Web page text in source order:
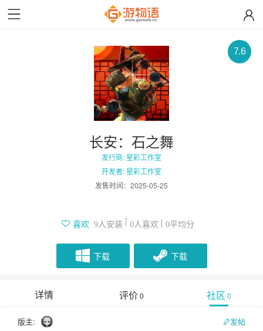
7.6
长安：石之舞
发行商: 星彩工作室
开发者: 星彩工作室
发售时间： 2025-05-25
喜欢 9人安装 0人喜欢 0平均分
下载 下载
详情 评价0 社区 0
版主: 发帖